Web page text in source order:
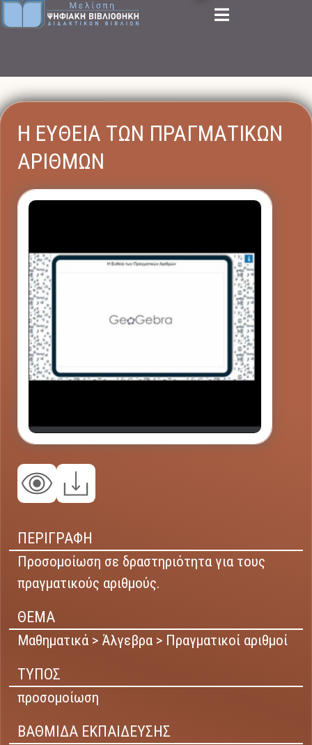
Η ΕΥΘΕΙΑ ΤΩΝ ΠΡΑΓΜΑΤΙΚΩΝ
ΑΡΙΘΜΩΝ
ΠΕΡΙΓΡΑΦΗ
Προσομοίωση σε δραστηριότητα για τους
πραγματικούς αριθμούς.
ΘΕΜΑ
Μαθηματικά > Άλγεβρα > Πραγματικοί αριθμοί
ΤΥΠΟΣ
προσομοίωση
ΒΑΘΜΙΔΑ ΕΚΠΑΙΔΕΥΣΗΣ